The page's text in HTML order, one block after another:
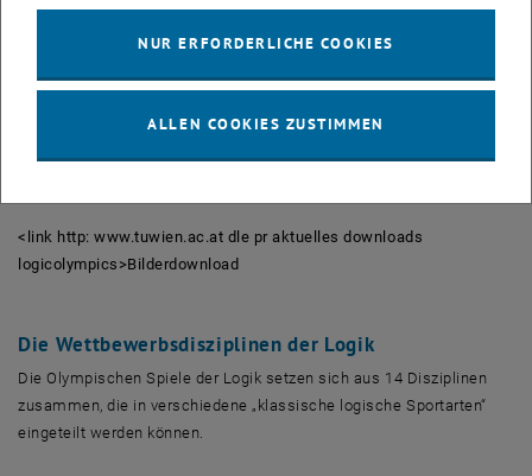
Syntax-Guided Synthesis Competition (SyGuS-COMP 2014),
Synthesis Competition (SYNTCOMP 2014), Termination Competition
Mehr über die Olympischen Spiele: <link http: vsl2014.at
<link http: www.tuwien.ac.at dle pr aktuelles downloads
logicolympics>Bilderdownload
Die Wettbewerbsdisziplinen der Logik
Die Olympischen Spiele der Logik setzen sich aus 14 Disziplinen
zusammen, die in verschiedene „klassische logische Sportarten“
eingeteilt werden können.
NUR ERFORDERLICHE COOKIES
ALLEN COOKIES ZUSTIMMEN